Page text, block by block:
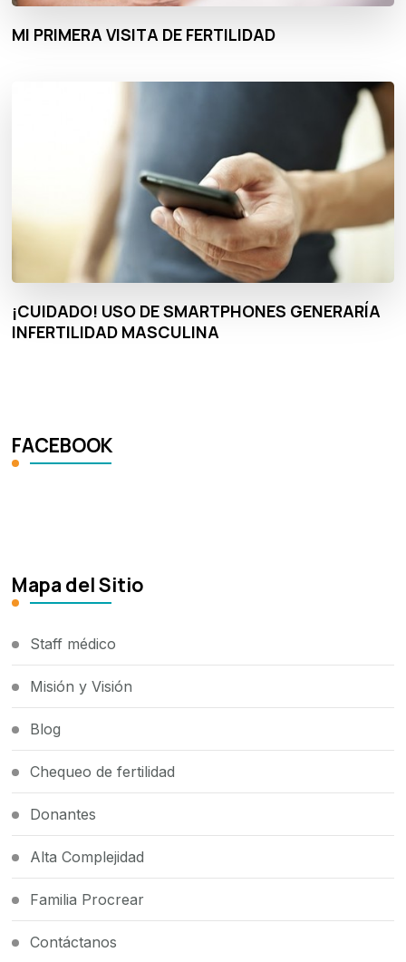
MI PRIMERA VISITA DE FERTILIDAD
¡CUIDADO! USO DE SMARTPHONES GENERARÍA
INFERTILIDAD MASCULINA
FACEBOOK
Mapa del Sitio
Staff médico
Misión y Visión
Blog
Chequeo de fertilidad
Donantes
Alta Complejidad
Familia Procrear
Contáctanos